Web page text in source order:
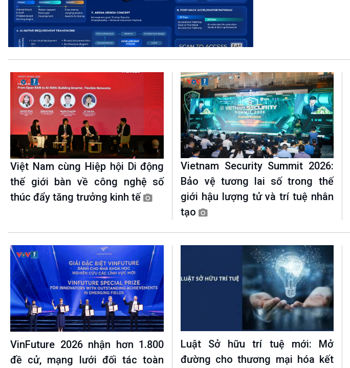
360 độ Sức khỏe
Chuyển đổi Xanh
Tài nguyên và Môi trường
Chuyên gia của bạn
Kết nối công nghệ
Sống chung với biến đổi
khí hậu
Chát với người nổi tiếng
Câu chuyện Thể thao
VOV1 đặc biệt
Thanh âm ký sự
Chân dung cuộc sống
Các chương trình đặc biệt
Việt Nam cùng Hiệp hội Di động
thế giới bàn về công nghệ số
thúc đẩy tăng trưởng kinh tế
Vietnam Security Summit 2026:
Bảo vệ tương lai số trong thế
giới hậu lượng tử và trí tuệ nhân
tạo
VinFuture 2026 nhận hơn 1.800
đề cử, mạng lưới đối tác toàn
Luật Sở hữu trí tuệ mới: Mở
đường cho thương mại hóa kết